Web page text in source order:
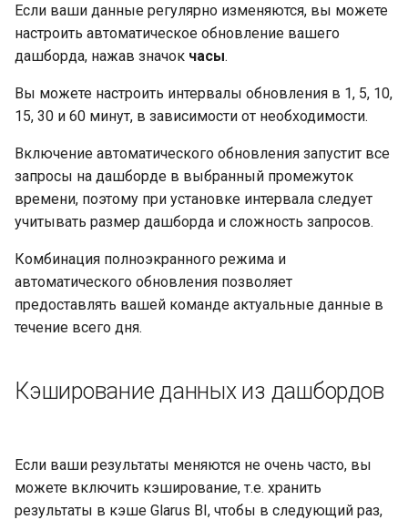
Если ваши данные регулярно изменяются, вы можете
настроить автоматическое обновление вашего
дашборда, нажав значок часы.
Вы можете настроить интервалы обновления в 1, 5, 10,
15, 30 и 60 минут, в зависимости от необходимости.
Включение автоматического обновления запустит все
запросы на дашборде в выбранный промежуток
времени, поэтому при установке интервала следует
учитывать размер дашборда и сложность запросов.
Комбинация полноэкранного режима и
автоматического обновления позволяет
предоставлять вашей команде актуальные данные в
течение всего дня.
Кэширование данных из дашбордов
Если ваши результаты меняются не очень часто, вы
можете включить кэширование, т.е. хранить
результаты в кэше Glarus BI, чтобы в следующий раз,